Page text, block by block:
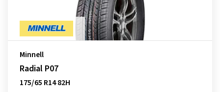
Minnell
Radial P07
175/65 R14 82H